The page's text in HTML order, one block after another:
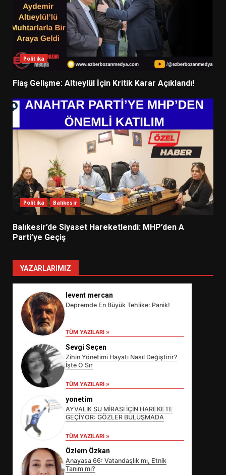
Politika
Flaş Gelişme: Altıeylül İçin Kritik Karar Açıklandı!
Politika Balıkesir
Balıkesir’de Siyaset Hareketlendi: MHP’den A
Parti’ye Geçiş
YAZARLARIMIZ
levent mercan
Depremde En Büyük Tehlike: Panik!
TÜM YAZILARI »
Sevgi Seçen
Zihin Yönetimi Hayatı Nasıl Değiştirir?
İşte O Sır
TÜM YAZILARI »
yonetim
AYVALIK SU MİRASI İÇİN HAREKETE
GEÇİYOR: GÖZLER BULUŞMADA
TÜM YAZILARI »
Özlem Özkan
Anayasa 66: Vatandaşlık mı, Etnik
Tanım mı?
EİB’DE KRİTİK ATAMA:
SÜRDÜRÜLEBİLİRLİKTE NE
DEĞİŞECEK?